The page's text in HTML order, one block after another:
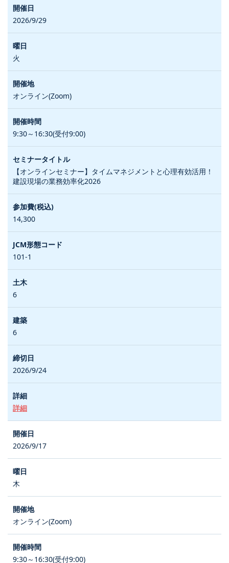
2026/9/29
火
オンライン(Zoom)
9:30～16:30(受付9:00)
【オンラインセミナー】タイムマネジメントと心理有効活用！
建設現場の業務効率化2026
14,300
101-1
6
6
2026/9/24
詳細
2026/9/17
木
オンライン(Zoom)
9:30～16:30(受付9:00)